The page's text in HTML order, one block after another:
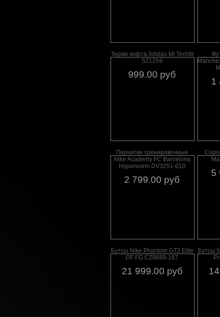
Термо кофта Adidas Mi Techfit
S21259
999.00 руб
1
Перчатки тренировочные
Nike Academy FC Barcelona
Hyperwarm DV3251-010
2 799.00 руб
5
Бутсы Nike Phantom GT2 Elite
DF FG CZ9889-167
21 999.00 руб
Бутсы